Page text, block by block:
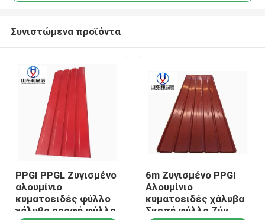
Σπίτι
Προϊόντα
Περίπου εμείς
Συνιστώμενα προϊόντα
PPGI PPGL Ζυγισμένο
αλουμίνιο
κυματοειδές φύλλο
χάλυβα οροφή φύλλα
6m Ζυγισμένο PPGI
Αλουμίνιο
κυματοειδές χάλυβα
Σκεπή φύλλο Ζύκ